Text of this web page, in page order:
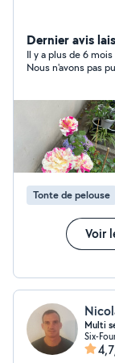
Dernier avis
Il y a plus de 6 mois
Nous n'avons pas
Tonte de pelouse
Voir
Multi
Six-